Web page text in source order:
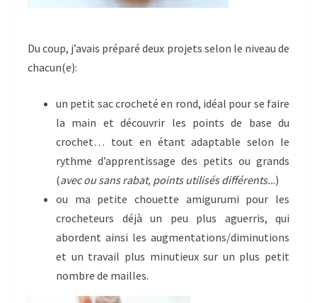
Du coup, j’avais préparé deux projets selon le niveau de
chacun(e):
un petit sac crocheté en rond, idéal pour se faire
la main et découvrir les points de base du
crochet… tout en étant adaptable selon le
rythme d’apprentissage des petits ou grands
(avec ou sans rabat, points utilisés différents...)
ou ma petite chouette amigurumi pour les
crocheteurs déjà un peu plus aguerris, qui
abordent ainsi les augmentations/diminutions
et un travail plus minutieux sur un plus petit
nombre de mailles.